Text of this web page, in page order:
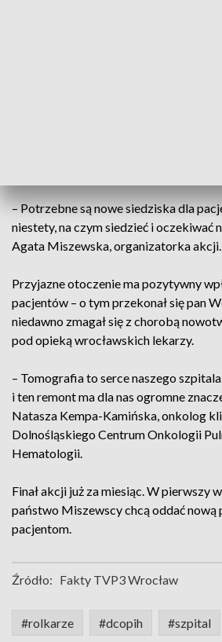
– Potrzebne są nowe siedziska dla
niestety, na czym siedzieć i oczekiwać
Agata Miszewska, organizatorka akcji.
Przyjazne otoczenie ma pozytywny
pacjentów – o tym przekonał się pan
niedawno zmagał się z chorobą
pod opieką wrocławskich lekarzy.
– Tomografia to serce naszego
i ten remont ma dla nas ogromne
Natasza Kempa-Kamińska, onkolog
Dolnośląskiego Centrum Onkologii
Hematologii.
Finał akcji już za miesiąc. W pierwszy
państwo Miszewscy chcą oddać nową
pacjentom.
Źródło: Fakty TVP3 Wrocław
#rolkarze #dcopih #szpital